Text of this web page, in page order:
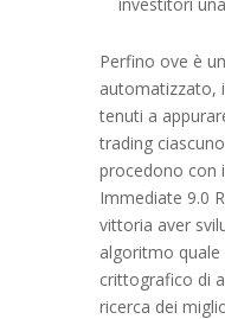
Perfino ove è
automatizzato,
tenuti a
trading
procedono con
Immediate 9.0
vittoria aver
algoritmo
crittografico di
ricerca dei